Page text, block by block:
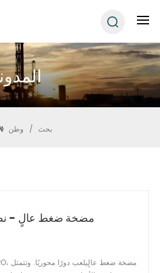
/ بحث
مضخة ضغط عالٍ -